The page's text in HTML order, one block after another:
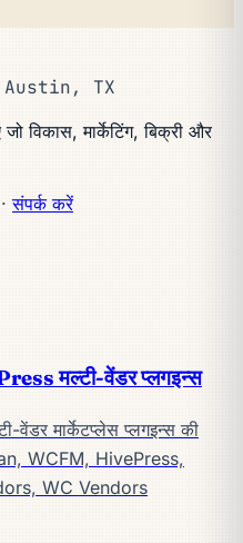
Austin, TX
विकास, मार्केटिंग, बिक्री और
· संपर्क करें
मल्टी-वेंडर प्लगइन्स
मार्केटप्लेस प्लगइन्स की
WCFM, HivePress,
WC Vendors